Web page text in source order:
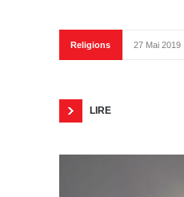
Religions 27 Mai 2019
LIRE